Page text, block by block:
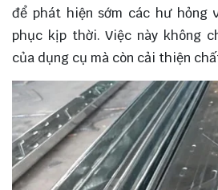
để phát hiện sớm các hư hỏng
phục kịp thời. Việc này không
của dụng cụ mà còn cải thiện